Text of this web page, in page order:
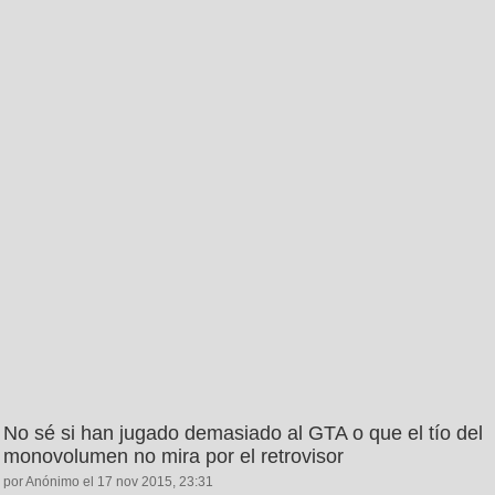
No sé si han jugado demasiado al GTA o que el tío del
monovolumen no mira por el retrovisor
por Anónimo el 17 nov 2015, 23:31